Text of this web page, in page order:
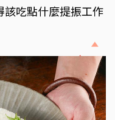
該吃點什麼提振工作